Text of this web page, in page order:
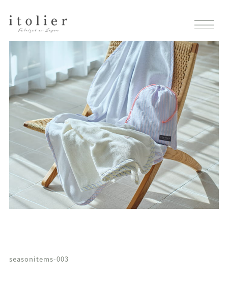
seasonitems-003